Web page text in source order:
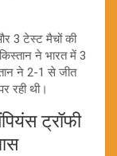
3 टेस्ट मैचों की
ने भारत में 3
ने 2-1 से जीत
रही थी।
ट्रॉफी